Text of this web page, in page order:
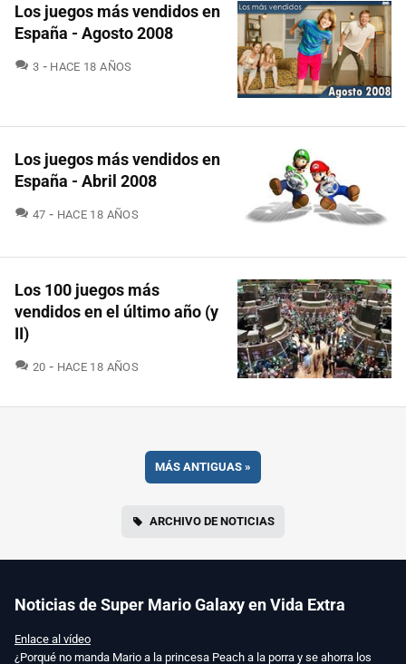
Los juegos más vendidos en
España - Agosto 2008
3 COMENTARIOS
HACE 18 AÑOS
Los juegos más vendidos en
España - Abril 2008
47 COMENTARIOS
HACE 18 AÑOS
Los 100 juegos más
vendidos en el último año (y
II)
20 COMENTARIOS
HACE 18 AÑOS
MÁS ANTIGUAS »
ARCHIVO DE NOTICIAS
Noticias de Super Mario Galaxy en Vida Extra
Enlace al vídeo
¿Porqué no manda Mario a la princesa Peach a la porra y se ahorra los